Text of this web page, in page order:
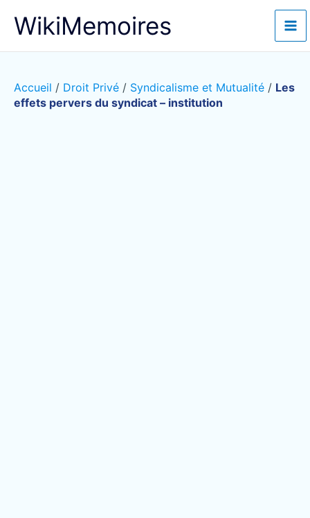
WikiMemoires
Accueil / Droit Privé / Syndicalisme et Mutualité / Les
effets pervers du syndicat – institution